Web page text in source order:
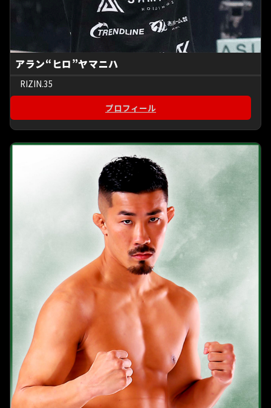
アラン“ヒロ”ヤマニハ
RIZIN.35
プロフィール